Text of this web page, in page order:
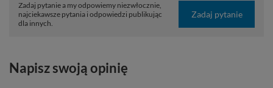
Zadaj pytanie a my odpowiemy niezwłocznie,
najciekawsze pytania i odpowiedzi publikując
dla innych.
Zadaj pytanie
Napisz swoją opinię